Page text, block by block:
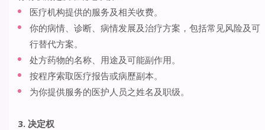
医疗机构提供的服务及相关收费。
你的病情、诊断、病情发展及治疗方案，包括常见风险及可
行替代方案。
处方药物的名称、用途及可能副作用。
按程序索取医疗报告或病歷副本。
为你提供服务的医护人员之姓名及职级。
3. 决定权